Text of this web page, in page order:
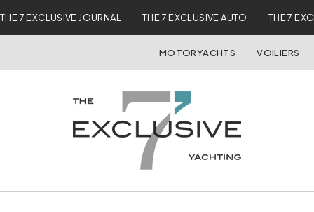
THE 7 EXCLUSIVE JOURNAL THE 7 EXCLUSIVE AUTO THE 7
MOTORYACHTS VOILIERS